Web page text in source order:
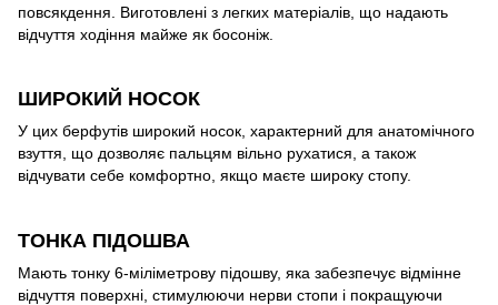
повсякдення. Виготовлені з легких матеріалів, що надають
відчуття ходіння майже як босоніж.
ШИРОКИЙ НОСОК
У цих берфутів широкий носок, характерний для анатомічного
взуття, що дозволяє пальцям вільно рухатися, а також
відчувати себе комфортно, якщо маєте широку стопу.
ТОНКА ПІДОШВА
Мають тонку 6-міліметрову підошву, яка забезпечує відмінне
відчуття поверхні, стимулюючи нерви стопи і покращуючи